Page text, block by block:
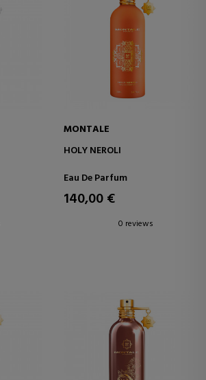
MONTALE
HOLY NEROLI
Eau De Parfum
140,00 €
0 reviews